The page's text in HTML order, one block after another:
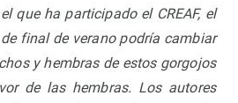
que ha participado el CREAF, el
final de verano podría cambiar
y hembras de estos gorgojos
de las hembras. Los autores